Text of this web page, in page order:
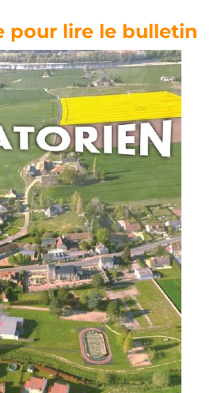
pour lire le bulletin